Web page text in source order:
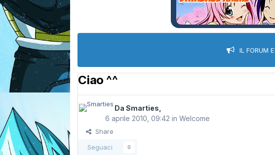
IL FORUM
Ciao ^^
DaSmarties
6 aprile 2010, 09:42 inWelcome
Share
Seguaci
0